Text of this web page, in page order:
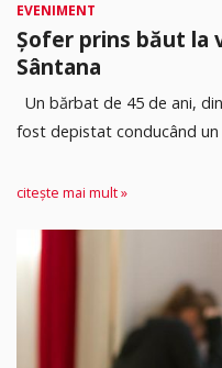
EVENIMENT
Șofer prins băut la
Sântana
Un bărbat de 45 de ani,
fost depistat conducând un
citește mai mult »